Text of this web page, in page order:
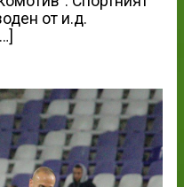
от и.д.